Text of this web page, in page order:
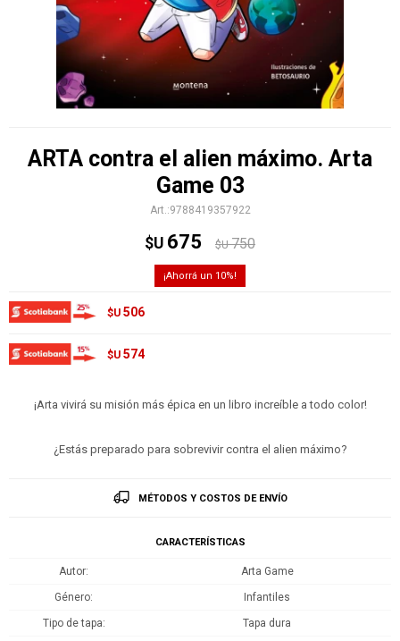
ARTA contra el alien máximo. Arta
Game 03
9788419357922
$U 675 $U 750
10
$U 506
$U 574
¡Arta vivirá su misión más épica en un libro increíble a todo color!
¿Estás preparado para sobrevivir contra el alien máximo?
MÉTODOS Y COSTOS DE ENVÍO
CARACTERÍSTICAS
Autor Arta Game
Género Infantiles
Tipo de tapa Tapa dura